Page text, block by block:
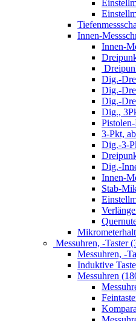
Innen-
Innen-
Dig.-
Dig.-
Dig.-
Dig.,
3-Pkt,
Dig.-3-
Dig.-
Innen-
Stab-
Messuhren, -Taster
Messuhren, -
Induktive
Messuhren